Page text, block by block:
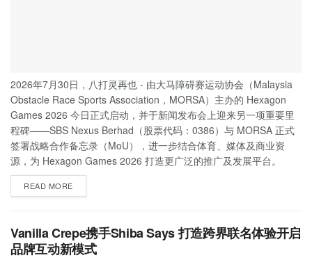
2026年7月30日，八打灵再也 - 由大马障碍赛运动协会（Malaysia
Obstacle Race Sports Association，MORSA）主办的 Hexagon
Games 2026 今日正式启动，并于新闻发布会上迎来另一项重要里
程碑——SBS Nexus Berhad（股票代码：0386）与 MORSA 正式
签署战略合作备忘录（MoU），进一步结合体育、媒体及商业资
源，为 Hexagon Games 2026 打造更广泛的推广及发展平台。
READ MORE
Vanilla Crepe携手Shiba Says 打造跨界联名体验开启
品牌互动新模式